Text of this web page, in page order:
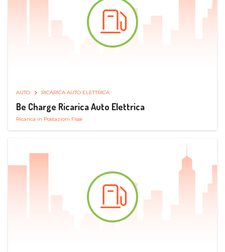
AUTO RICARICA AUTO ELETTRICA
Be Charge Ricarica Auto Elettrica
Ricarica in Postazioni Fisse